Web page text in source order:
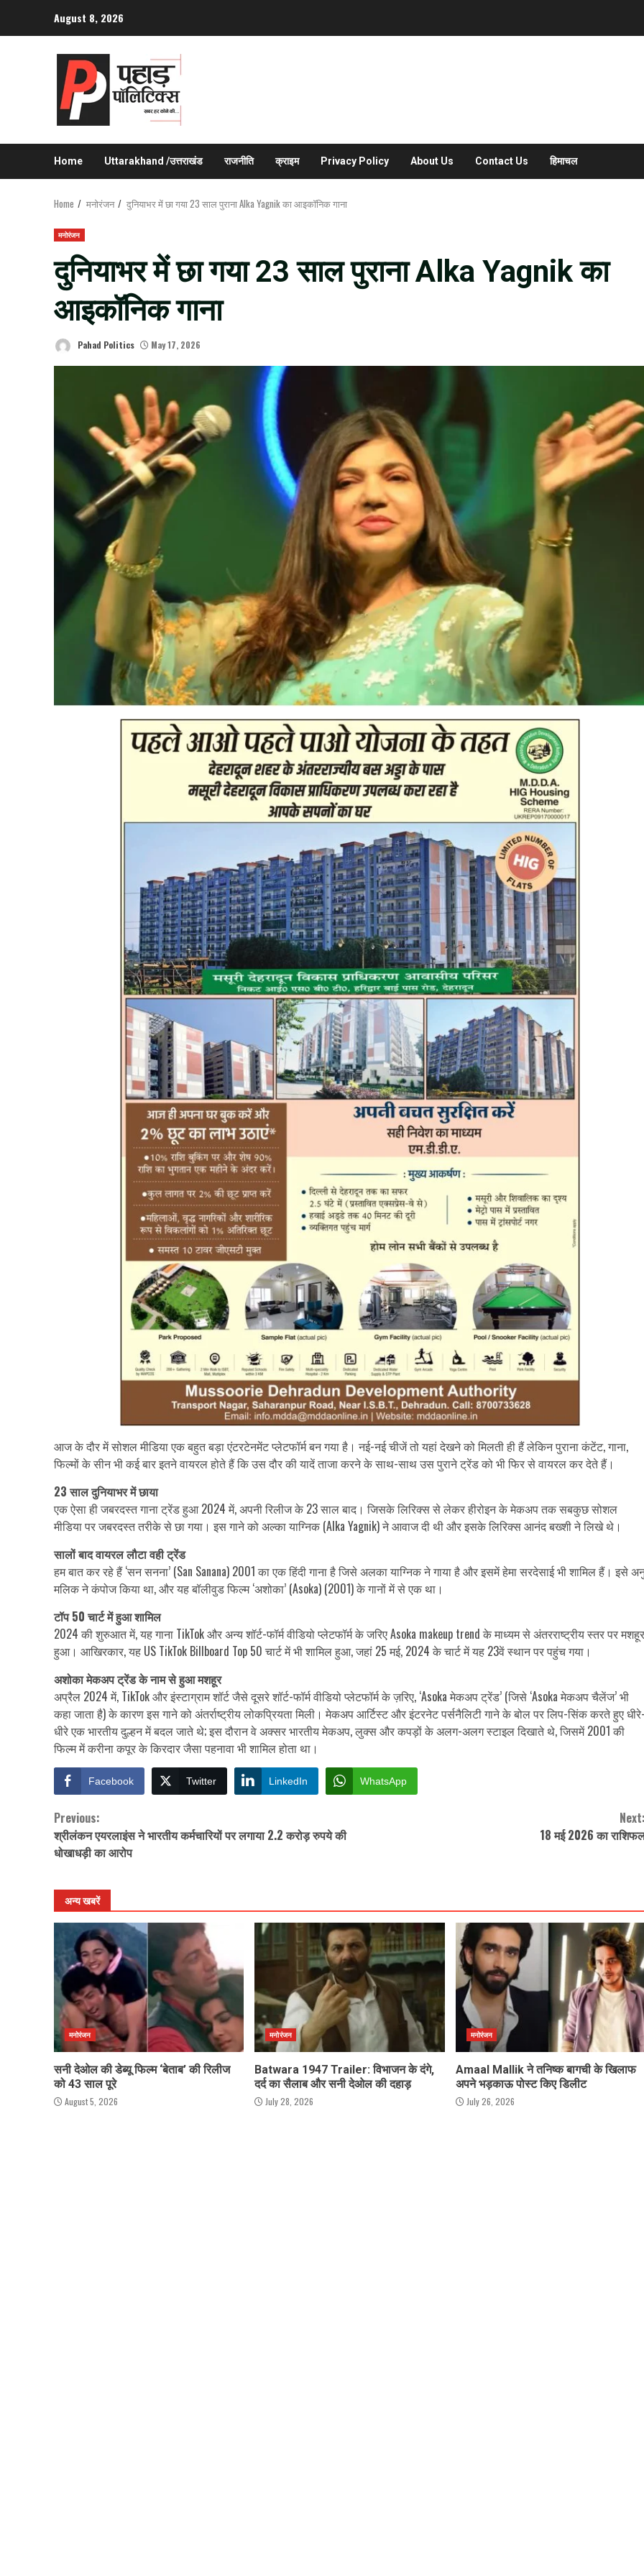
August 8, 2026
Home Uttarakhand /उत्तराखंड राजनीति क्राइम Privacy Policy About Us Contact Us हिमाचल
Home मनोरंजन दुनियाभर में छा गया 23 साल पुराना Alka Yagnik का आइकॉनिक गाना
मनोरंजन
दुनियाभर में छा गया 23 साल पुराना Alka Yagnik का
आइकॉनिक गाना
Pahad Politics May 17, 2026
आज के दौर में सोशल मीडिया एक बहुत बड़ा एंटरटेनमेंट प्लेटफॉर्म बन गया है। नई-नई चीजें तो यहां देखने को मिलती ही हैं लेकिन पुराना कंटेंट, गाना,
फिल्मों के सीन भी कई बार इतने वायरल होते हैं कि उस दौर की यादें ताजा करने के साथ-साथ उस पुराने ट्रेंड को भी फिर से वायरल कर देते हैं।
23 साल दुनियाभर में छाया
एक ऐसा ही जबरदस्त गाना ट्रेंड हुआ 2024 में, अपनी रिलीज के 23 साल बाद। जिसके लिरिक्स से लेकर हीरोइन के मेकअप तक सबकुछ सोशल
मीडिया पर जबरदस्त तरीके से छा गया। इस गाने को अल्का याग्निक (Alka Yagnik) ने आवाज दी थी और इसके लिरिक्स आनंद बख्शी ने लिखे थे।
सालों बाद वायरल लौटा वही ट्रेंड
हम बात कर रहे हैं ‘सन सनना’ (San Sanana) 2001 का एक हिंदी गाना है जिसे अलका याग्निक ने गाया है और इसमें हेमा सरदेसाई भी शामिल हैं। इसे
मलिक ने कंपोज किया था, और यह बॉलीवुड फिल्म ‘अशोका’ (Asoka) (2001) के गानों में से एक था।
टॉप 50 चार्ट में हुआ शामिल
2024 की शुरुआत में, यह गाना TikTok और अन्य शॉर्ट-फॉर्म वीडियो प्लेटफॉर्म के जरिए Asoka makeup trend के माध्यम से अंतरराष्ट्रीय स्तर पर मशहूर
हुआ। आखिरकार, यह US TikTok Billboard Top 50 चार्ट में भी शामिल हुआ, जहां 25 मई, 2024 के चार्ट में यह 23वें स्थान पर पहुंच गया।
अशोका मेकअप ट्रेंड के नाम से हुआ मशहूर
अप्रैल 2024 में, TikTok और इंस्टाग्राम शॉर्ट जैसे दूसरे शॉर्ट-फॉर्म वीडियो प्लेटफॉर्म के ज़रिए, ‘Asoka मेकअप ट्रेंड’ (जिसे ‘Asoka मेकअप चैलेंज’ भी
कहा जाता है) के कारण इस गाने को अंतर्राष्ट्रीय लोकप्रियता मिली। मेकअप आर्टिस्ट और इंटरनेट पर्सनैलिटी गाने के बोल पर लिप-सिंक करते हुए
धीरे एक भारतीय दुल्हन में बदल जाते थे; इस दौरान वे अक्सर भारतीय मेकअप, लुक्स और कपड़ों के अलग-अलग स्टाइल दिखाते थे, जिसमें 2001 की
फिल्म में करीना कपूर के किरदार जैसा पहनावा भी शामिल होता था।
Facebook Twitter LinkedIn WhatsApp
Continue
Reading
Previous:
श्रीलंकन ​​एयरलाइंस ने भारतीय कर्मचारियों पर लगाया 2.2 करोड़ रुपये की
धोखाधड़ी का आरोप
18 मई 2026 का
अन्य खबरें
मनोरंजन
सनी देओल की डेब्यू फिल्म ‘बेताब’ की रिलीज
को 43 साल पूरे
August 5, 2026
मनोरंजन
Batwara 1947 Trailer: विभाजन के दंगे,
दर्द का सैलाब और सनी देओल की दहाड़
July 28, 2026
मनोरंजन
Amaal Mallik ने तनिष्क बागची के खिलाफ
अपने भड़काऊ पोस्ट किए डिलीट
July 26, 2026